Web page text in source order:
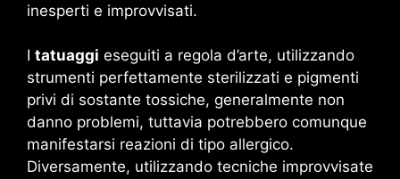
inesperti e improvvisati.
I tatuaggi eseguiti a regola d’arte, utilizzando
strumenti perfettamente sterilizzati e pigmenti
privi di sostante tossiche, generalmente non
danno problemi, tuttavia potrebbero comunque
manifestarsi reazioni di tipo allergico.
Diversamente, utilizzando tecniche improvvisate